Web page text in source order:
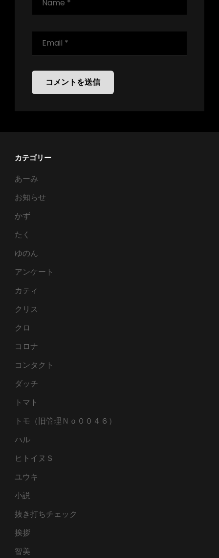
カテゴリー
あーみ
お知らせ
かず
たく
ゆのん
アンケート
カティ
クリス
クロ
コロナ
コンタクト
ダッチ
トマト
トモ（旧管理Ｎｏ００４６）
ハル
ヒトイヌＳ
ユウキ
小説
抜き打ちチェック
挨拶
智美